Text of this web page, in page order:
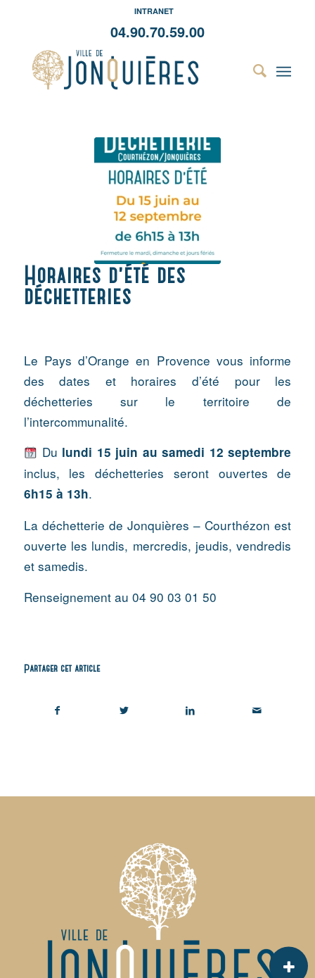
INTRANET
04.90.70.59.00
Horaires d’été des
déchetteries
Le Pays d’Orange en Provence vous informe
des dates et horaires d’été pour les
déchetteries sur le territoire de
l’intercommunalité.
Du lundi 15 juin au samedi 12 septembre
inclus, les déchetteries seront ouvertes de
6h15 à 13h.
La déchetterie de Jonquières – Courthézon est
ouverte les lundis, mercredis, jeudis, vendredis
et samedis.
Renseignement au 04 90 03 01 50
Partager cet article